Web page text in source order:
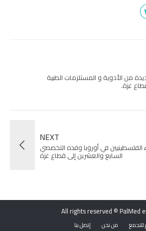
من الأدوية و المستلزمات الطبية
غزة.
NEXT
الفلسطينيين في أوروبا وفده التخصصي
السابع والعشرين إلى قطاع غزة
All rights reserved © PalMed
للتجمع من نحن إتصل بنا